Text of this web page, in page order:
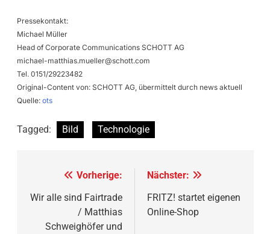
Pressekontakt:
Michael Müller
Head of Corporate Communications SCHOTT AG
michael-matthias.mueller@schott.com
Tel. 0151/29223482
Original-Content von: SCHOTT AG, übermittelt durch news aktuell
Quelle: ots
Tagged: Bild Technologie
Beitragsnavigation
Vorherige:
Wir alle sind Fairtrade
/ Matthias
Schweighöfer und
Nächster:
FRITZ! startet eigenen
Online-Shop